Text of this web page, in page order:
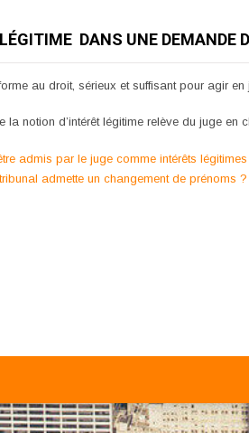
DANS UNE DEMANDE
au droit, sérieux et suffisant pour agir en
notion d’intérêt légitime relève du juge en
admis par le juge comme intérêts
admette un changement de prénoms ?